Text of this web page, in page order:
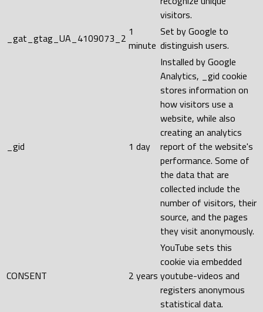
visitors.
_gat_gtag_UA_4109073_2 1
minute
Set by Google to
distinguish users.
_gid 1 day
Installed by Google
Analytics, _gid cookie
stores information on
how visitors use a
website, while also
creating an analytics
report of the website's
performance. Some of
the data that are
collected include the
number of visitors, their
source, and the pages
they visit anonymously.
CONSENT 2 years
YouTube sets this
cookie via embedded
youtube-videos and
registers anonymous
statistical data.